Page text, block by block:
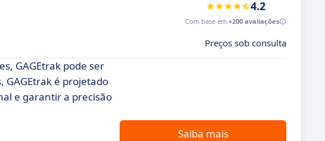
4.2
Com base em +200 avaliações
Preços sob consulta
GAGEtrak pode ser
é projetado
e garantir a precisão
Saiba mais